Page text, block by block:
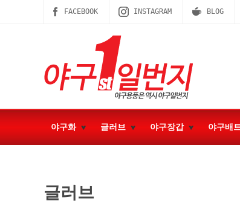
FACEBOOK INSTAGRAM BLOG
야구화 글러브 야구장갑 야구배
글러브